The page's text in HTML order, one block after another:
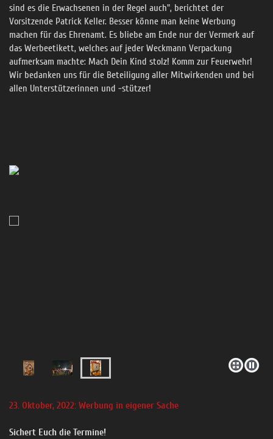
sind es die Erwachsenen in der Regel auch", berichtet der
Vorsitzende Patrick Keller. Besser könne man keine Werbung
machen für das Ehrenamt. Es bliebe am Ende nur der Vermerk auf
das Werbeetikett, welches auf jeder Weckmann Verpackung
aufmerksam machte: Mach Dein Kind stolz! Komm zur Feuerwehr!
Wir bedanken uns für die Beteiligung aller Mitwirkenden und bei
allen Unterstützerinnen und -stützer!
23. Oktober, 2022: Werbung in eigener Sache
Sichert Euch die Termine!